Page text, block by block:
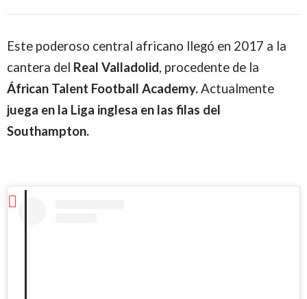
Este poderoso central africano llegó en 2017 a la
cantera del Real Valladolid, procedente de la
Áfrican Talent Football Academy.Actualmente
juega en la Liga inglesa en las filas del
Southampton.